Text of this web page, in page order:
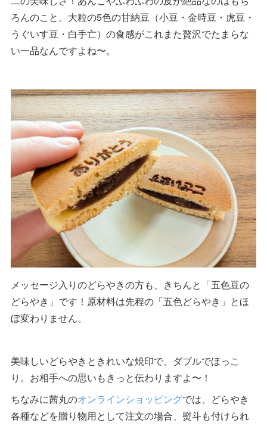
ろんのこと。大粒の5色の甘納豆（小豆・金時豆・虎豆・
うぐいす豆・白手亡）の食感がこれまた贅沢でたまらな
い一品なんですよね〜。
メッセージ入りのどらやきの方も、きちんと「五色豆の
どらやき」です！原材料は先程の「五色どらやき」とほ
ぼ変わりません。
美味しいどらやきときれいな焼印で、ダブルでほっこ
り。お相手への思いもきっと伝わりますよ〜！
ちなみに茜丸のオンラインショッピングでは、どらやき
各種などを贈り物用として注文の場合、熨斗も付けられ